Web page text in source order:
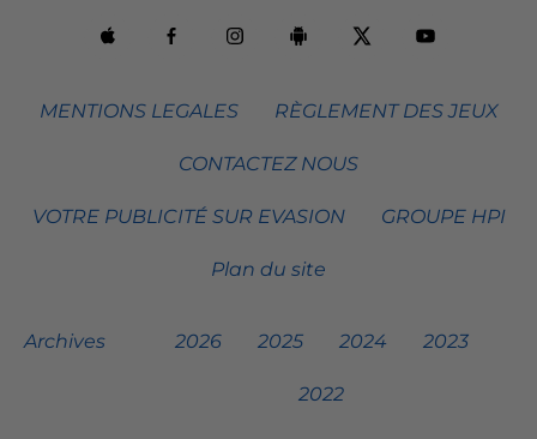
MENTIONS LEGALES RÈGLEMENT DES JEUX
CONTACTEZ NOUS
VOTRE PUBLICITÉ SUR EVASION GROUPE HPI
Plan du site
Archives 2026 2025 2024 2023
2022